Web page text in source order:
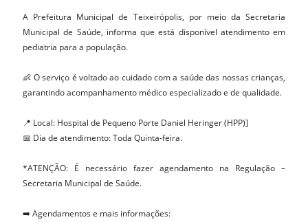
A Prefeitura Municipal de Teixeirópolis, por meio da Secretaria
Municipal de Saúde, informa que está disponível atendimento em
pediatria para a população.
👶 O serviço é voltado ao cuidado com a saúde das nossas crianças,
garantindo acompanhamento médico especializado e de qualidade.
📍 Local: Hospital de Pequeno Porte Daniel Heringer (HPP)]
📅 Dia de atendimento: Toda Quinta-feira.
*ATENÇÃO: É necessário fazer agendamento na Regulação –
Secretaria Municipal de Saúde.
➡️Agendamentos e mais informações: